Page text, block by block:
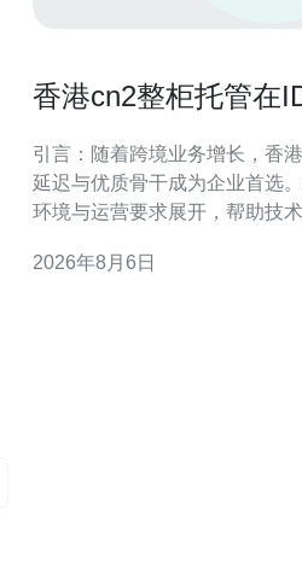
香港cn2整柜托管在
引言：随着跨境业务增长，香
延迟与优质骨干成为企业首选
环境与运营要求展开，帮助技
合规性。 什么是香港CN2整柜托管 香港CN2整柜托管
2026年8月6日